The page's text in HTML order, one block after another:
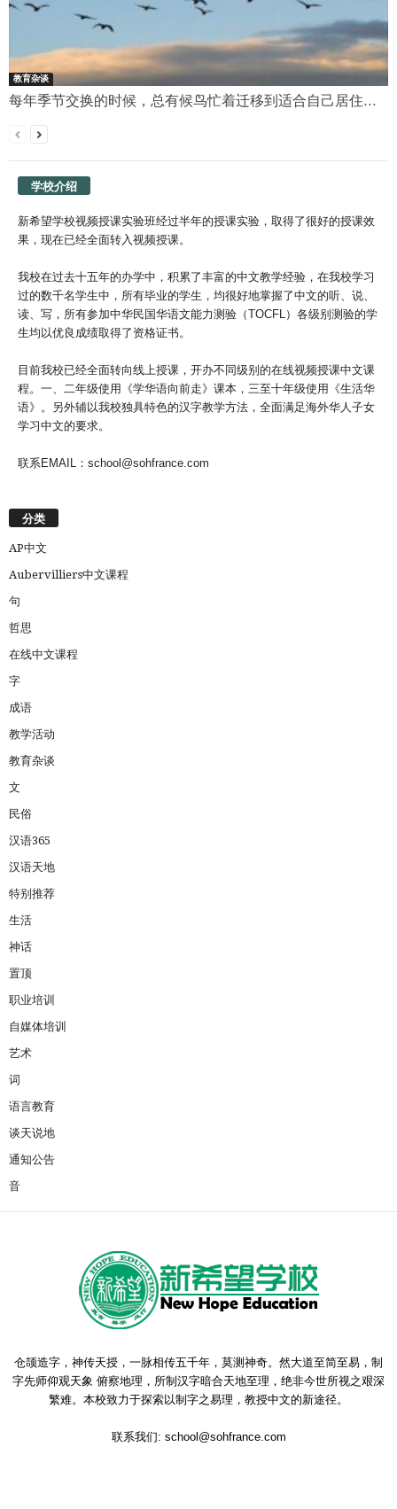
教育杂谈
每年季节交换的时候，总有候鸟忙着迁移到适合自己居住...
学校介绍
新希望学校视频授课实验班经过半年的授课实验，取得了很好的授课效
果，现在已经全面转入视频授课。
我校在过去十五年的办学中，积累了丰富的中文教学经验，在我校学习
过的数千名学生中，所有毕业的学生，均很好地掌握了中文的听、说、
读、写，所有参加中华民国华语文能力测验（TOCFL）各级别测验的学
生均以优良成绩取得了资格证书。
目前我校已经全面转向线上授课，开办不同级别的在线视频授课中文课
程。一、二年级使用《学华语向前走》课本，三至十年级使用《生活华
语》。另外辅以我校独具特色的汉字教学方法，全面满足海外华人子女
学习中文的要求。
联系EMAIL：school@sohfrance.com
分类
AP中文
Aubervilliers中文课程
句
哲思
在线中文课程
字
成语
教学活动
教育杂谈
文
民俗
汉语365
汉语天地
特别推荐
生活
神话
置顶
职业培训
自媒体培训
艺术
词
语言教育
谈天说地
通知公告
音
仓颉造字，神传天授，一脉相传五千年，莫测神奇。然大道至简至易，制
字先师仰观天象 俯察地理，所制汉字暗合天地至理，绝非今世所视之艰深
繁难。本校致力于探索以制字之易理，教授中文的新途径。
联系我们: school@sohfrance.com